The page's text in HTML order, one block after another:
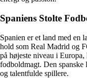
Spaniens Stolte
Spanien er et land med
hold som Real Madrid og
på højeste niveau i Europa,
fodboldmagt. Den
og talentfulde spillere.